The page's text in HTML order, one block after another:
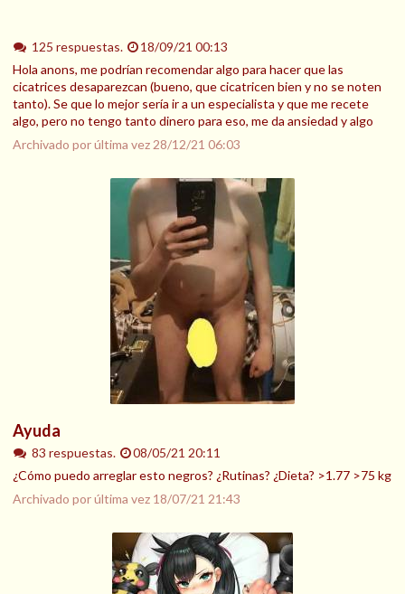
125 respuestas.
18/09/21 00:13
Hola anons, me podrían recomendar algo para hacer que las
cicatrices desaparezcan (bueno, que cicatricen bien y no se noten
tanto). Se que lo mejor sería ir a un especialista y que me recete
algo, pero no tengo tanto dinero para eso, me da ansiedad y algo
Archivado por última vez 28/12/21 06:03
Ayuda
83 respuestas.
08/05/21 20:11
¿Cómo puedo arreglar esto negros? ¿Rutinas? ¿Dieta? >1.77 >75 kg
Archivado por última vez 18/07/21 21:43